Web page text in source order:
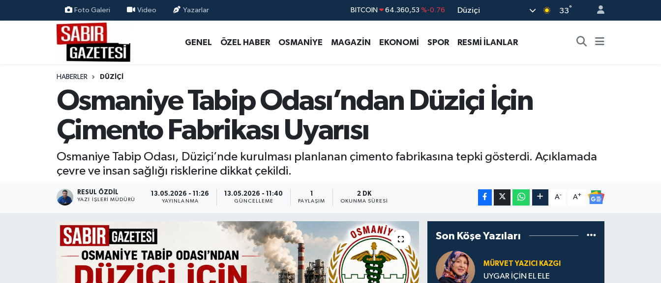
Foto Galeri Video Yazarlar DOLAR 47,7069 %0.17
STERLİN 64,1897 %0.02
BITCOIN 64.360,53 %-0.76
Düziçi 33°
GENEL ÖZEL HABER OSMANİYE MAGAZİN EKONOMİ SPOR RESMİ İLANLAR
HABERLER DÜZIÇI
Osmaniye Tabip Odası’ndan Düziçi İçin
Çimento Fabrikası Uyarısı
Osmaniye Tabip Odası, Düziçi’nde kurulması planlanan çimento fabrikasına tepki gösterdi. Açıklamada
çevre ve insan sağlığı risklerine dikkat çekildi.
RESUL ÖZDIL
YAZI İŞLERI MÜDÜRÜ
13.05.2026 - 11:26
YAYINLANMA
13.05.2026 - 11:40
GÜNCELLEME
1
PAYLAŞIM
2 DK
OKUNMA SÜRESI
A- A+
Son Köşe Yazıları
MÜRVET YAZICI KAZGI
UYGAR İÇİN EL ELE
ÖZEL HABER
MAGAZİN
EKONOMİ
RESMİ İLANLAR
Osmaniye Nöbetçi Eczaneler
Osmaniye Hava Durumu
Osmaniye Trafik Yoğunluk Haritası
Süper Lig Puan Durumu ve Fikstür
Tüm Manşetler
Son Dakika Haberleri
Haber Arşivi